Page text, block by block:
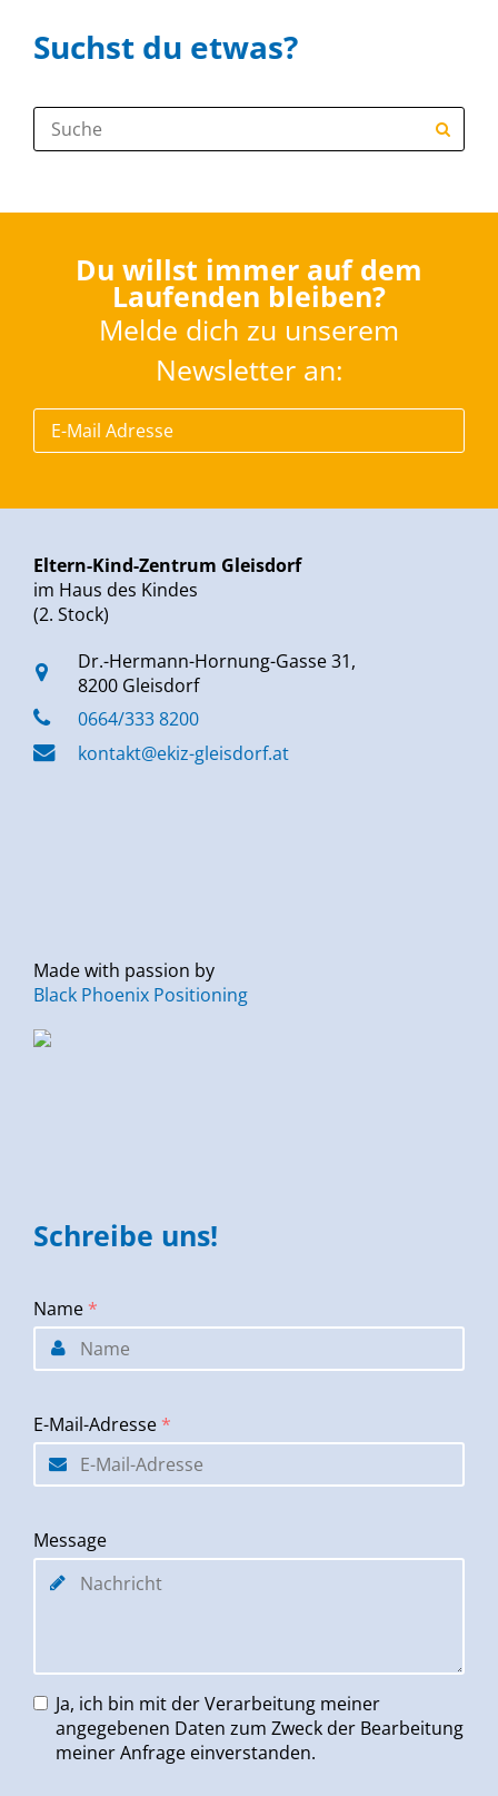
Suchst du etwas?
Suche:
Du willst immer auf dem
Laufenden bleiben?
Melde dich zu unserem
Newsletter an:
Eltern-Kind-Zentrum Gleisdorf
im Haus des Kindes
(2. Stock)
Dr.-Hermann-Hornung-Gasse 31,
8200 Gleisdorf
0664/333 8200
kontakt@ekiz-gleisdorf.at
Made with passion by
Black Phoenix Positioning
Schreibe uns!
Name *
E-Mail-Adresse *
Message
Ja, ich bin mit der Verarbeitung meiner
angegebenen Daten zum Zweck der Bearbeitung
meiner Anfrage einverstanden.